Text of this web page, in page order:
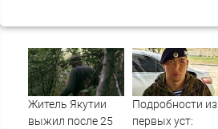
Житель Якутии
выжил после 25
Подробности из
первых уст: